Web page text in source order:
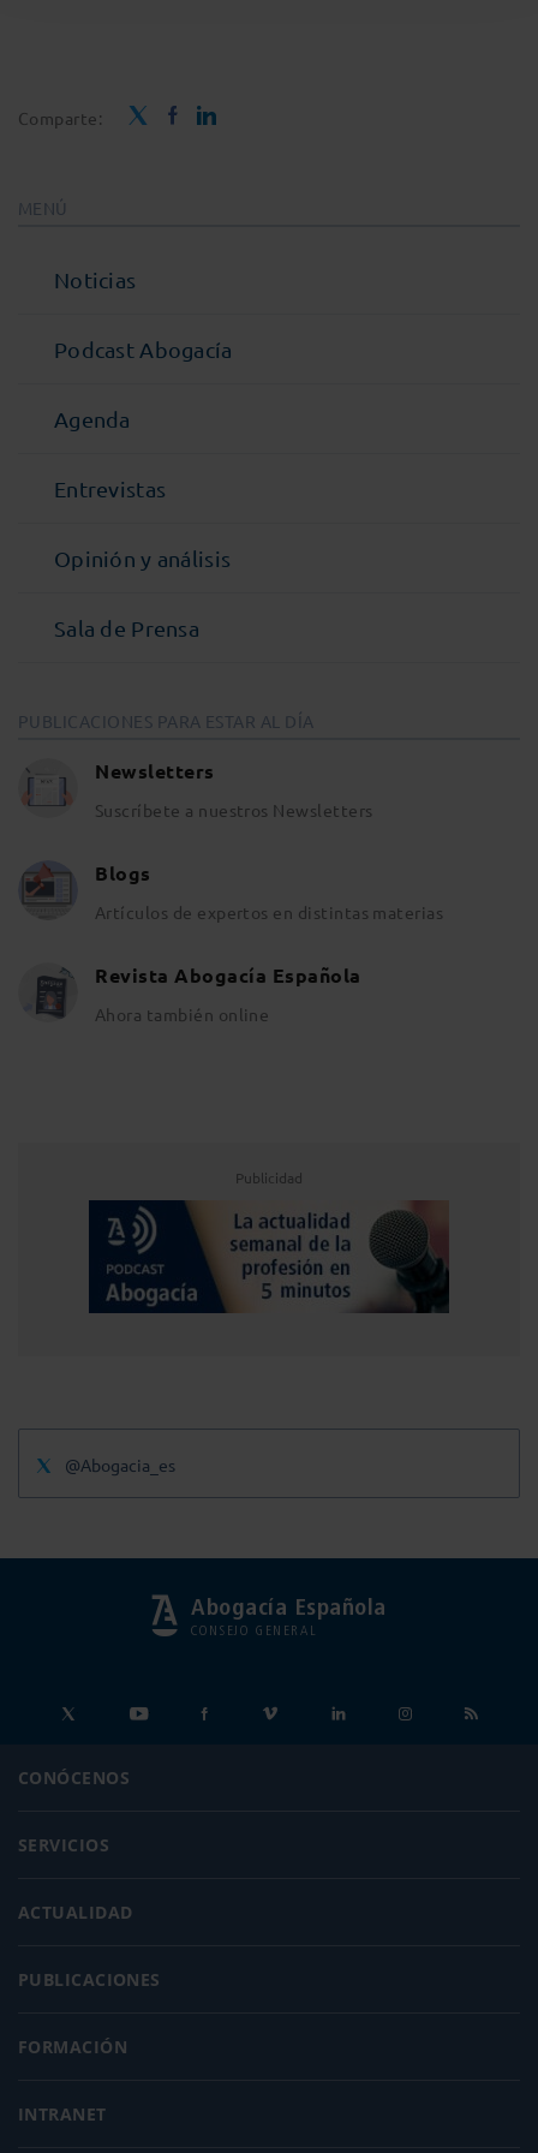
Comparte:
MENÚ
Noticias
Podcast Abogacía
Agenda
Entrevistas
Opinión y análisis
Sala de Prensa
PUBLICACIONES PARA ESTAR AL DÍA
Newsletters
Suscríbete a nuestros Newsletters
Blogs
Artículos de expertos en distintas materias
Revista Abogacía Española
Ahora también online
Publicidad
@Abogacia_es
Abogacía Española
CONSEJO GENERAL
CONÓCENOS
SERVICIOS
ACTUALIDAD
PUBLICACIONES
FORMACIÓN
INTRANET